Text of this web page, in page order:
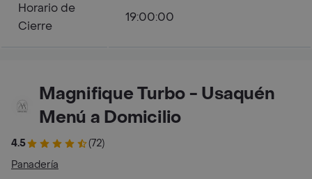
Horario de
Cierre
19:00:00
Magnifique Turbo - Usaquén
Menú a Domicilio
4.5
(72)
Panadería